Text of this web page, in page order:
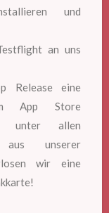
und
an uns
Release eine
App Store
unter allen
aus unserer
wir eine